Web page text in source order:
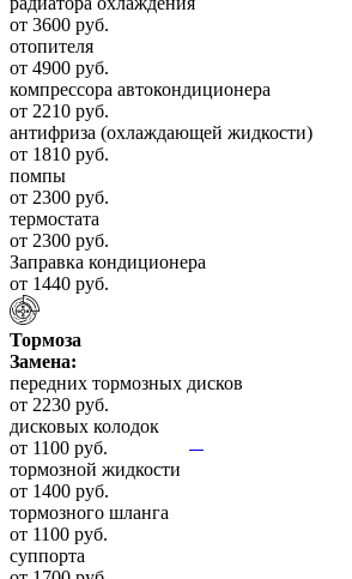
от 3600 руб.
отопителя
от 4900 руб.
компрессора автокондиционера
от 2210 руб.
антифриза (охлаждающей жидкости)
от 1810 руб.
помпы
от 2300 руб.
термостата
от 2300 руб.
Заправка кондиционера
от 1440 руб.
Тормоза
Замена:
передних тормозных дисков
от 2230 руб.
дисковых колодок
от 1100 руб.
тормозной жидкости
от 1400 руб.
тормозного шланга
от 1100 руб.
суппорта